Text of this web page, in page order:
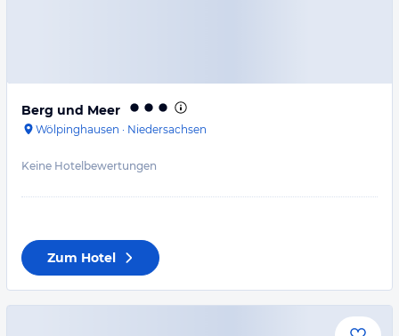
Berg und Meer
Wölpinghausen · Niedersachsen
Keine Hotelbewertungen
Zum Hotel